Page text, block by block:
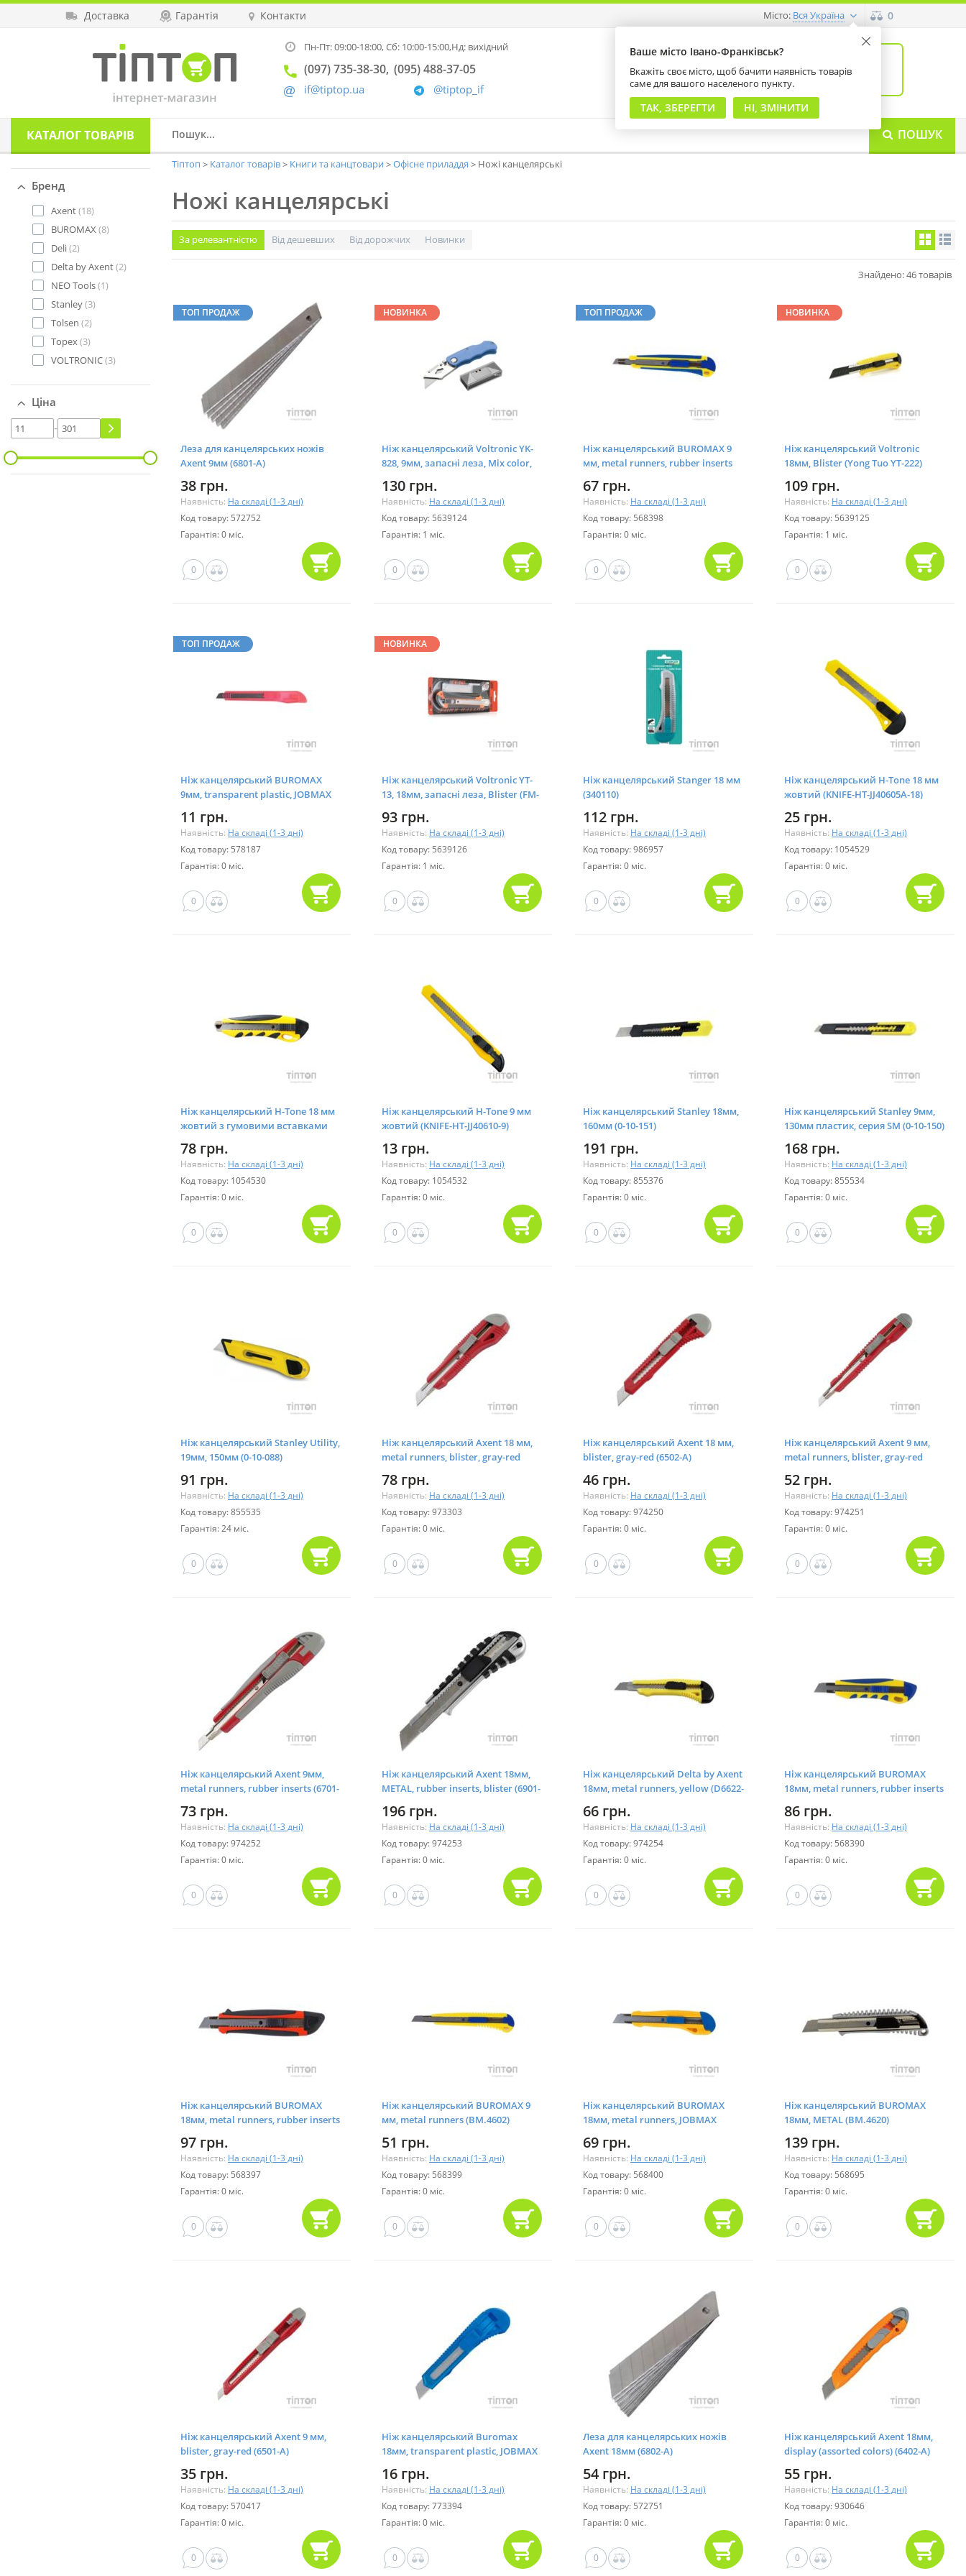
Доставка Гарантія Контакти
Ваше місто Івано-Франківськ?
Вкажіть своє місто, щоб бачити наявність товарів
саме для вашого населеного пункту.
ТАК, ЗБЕРЕГТИ НІ, ЗМІНИТИ
Місто: Вся Україна 0
Пн-Пт: 09:00-18:00,Сб: 10:00-15:00,Нд: вихідний
(097) 735-38-30 (095) 488-37-05
@tiptop_if
if@tiptop.ua
0
на суму 0 грн
КАТАЛОГТОВАРІВ ПОШУК
Бренд
Axent(18)
BUROMAX(8)
Deli(2)
Delta by Axent(2)
NEO Tools(1)
Stanley(3)
Tolsen (2)
Topex(3)
VOLTRONIC(3)
Ціна
-
Тіптоп Каталог товарів Книги та канцтовари Офісне приладдя Ножі канцелярські
Ножі канцелярські
За релевантністю Від дешевших Від дорожчих Новинки
Знайдено: 46 товарів
ТОП ПРОДАЖ
Леза для канцелярських ножів
Axent 9мм (6801-А)
38 грн.
Наявність: На складі (1-3 дні)
Код товару: 572752
Гарантія: 0 міс.
0
НОВИНКА
Ніж канцелярський Voltronic YK-
828, 9мм, запасні леза, Mix color,
130 грн.
Наявність: На складі (1-3 дні)
Код товару: 5639124
Гарантія: 1 міс.
0
ТОП ПРОДАЖ
Ніж канцелярський BUROMAX 9
мм, metal runners, rubber inserts
67 грн.
Наявність: На складі (1-3 дні)
Код товару: 568398
Гарантія: 0 міс.
0
НОВИНКА
Ніж канцелярський Voltronic
18мм, Blister (Yong Tuo YT-222)
109 грн.
Наявність: На складі (1-3 дні)
Код товару: 5639125
Гарантія: 1 міс.
0
ТОП ПРОДАЖ
Ніж канцелярський BUROMAX
9мм, transparent plastic, JOBMAX
11 грн.
Наявність: На складі (1-3 дні)
Код товару: 578187
Гарантія: 0 міс.
0
НОВИНКА
Ніж канцелярський Voltronic YT-
13, 18мм, запасні леза, Blister (FM-
93 грн.
Наявність: На складі (1-3 дні)
Код товару: 5639126
Гарантія: 1 міс.
0
Ніж канцелярський Stanger 18 мм
(340110)
112 грн.
Наявність: На складі (1-3 дні)
Код товару: 986957
Гарантія: 0 міс.
0
Ніж канцелярський H-Tone 18 мм
жовтий (KNIFE-HT-JJ40605A-18)
25 грн.
Наявність: На складі (1-3 дні)
Код товару: 1054529
Гарантія: 0 міс.
0
Ніж канцелярський H-Tone 18 мм
жовтий з гумовими вставками
78 грн.
Наявність: На складі (1-3 дні)
Код товару: 1054530
Гарантія: 0 міс.
0
Ніж канцелярський H-Tone 9 мм
жовтий (KNIFE-HT-JJ40610-9)
13 грн.
Наявність: На складі (1-3 дні)
Код товару: 1054532
Гарантія: 0 міс.
0
Ніж канцелярський Stanley 18мм,
160мм (0-10-151)
191 грн.
Наявність: На складі (1-3 дні)
Код товару: 855376
Гарантія: 0 міс.
0
Ніж канцелярський Stanley 9мм,
130мм пластик, серия SM (0-10-150)
168 грн.
Наявність: На складі (1-3 дні)
Код товару: 855534
Гарантія: 0 міс.
0
Ніж канцелярський Stanley Utility,
19мм, 150мм (0-10-088)
91 грн.
Наявність: На складі (1-3 дні)
Код товару: 855535
Гарантія: 24 міс.
0
Ніж канцелярський Axent 18 мм,
metal runners, blister, gray-red
78 грн.
Наявність: На складі (1-3 дні)
Код товару: 973303
Гарантія: 0 міс.
0
Ніж канцелярський Axent 18 мм,
blister, gray-red (6502-А)
46 грн.
Наявність: На складі (1-3 дні)
Код товару: 974250
Гарантія: 0 міс.
0
Ніж канцелярський Axent 9 мм,
metal runners, blister, gray-red
52 грн.
Наявність: На складі (1-3 дні)
Код товару: 974251
Гарантія: 0 міс.
0
Ніж канцелярський Axent 9мм,
metal runners, rubber inserts (6701-
73 грн.
Наявність: На складі (1-3 дні)
Код товару: 974252
Гарантія: 0 міс.
0
Ніж канцелярський Axent 18мм,
METAL, rubber inserts, blister (6901-
196 грн.
Наявність: На складі (1-3 дні)
Код товару: 974253
Гарантія: 0 міс.
0
Ніж канцелярський Delta by Axent
18мм, metal runners, yellow (D6622-
66 грн.
Наявність: На складі (1-3 дні)
Код товару: 974254
Гарантія: 0 міс.
0
Ніж канцелярський BUROMAX
18мм, metal runners, rubber inserts
86 грн.
Наявність: На складі (1-3 дні)
Код товару: 568390
Гарантія: 0 міс.
0
Ніж канцелярський BUROMAX
18мм, metal runners, rubber inserts
97 грн.
Наявність: На складі (1-3 дні)
Код товару: 568397
Гарантія: 0 міс.
0
Ніж канцелярський BUROMAX 9
мм, metal runners (BM.4602)
51 грн.
Наявність: На складі (1-3 дні)
Код товару: 568399
Гарантія: 0 міс.
0
Ніж канцелярський BUROMAX
18мм, metal runners, JOBMAX
69 грн.
Наявність: На складі (1-3 дні)
Код товару: 568400
Гарантія: 0 міс.
0
Ніж канцелярський BUROMAX
18мм, METAL (BM.4620)
139 грн.
Наявність: На складі (1-3 дні)
Код товару: 568695
Гарантія: 0 міс.
0
Ніж канцелярський Axent 9 мм,
blister, gray-red (6501-А)
35 грн.
Наявність: На складі (1-3 дні)
Код товару: 570417
Гарантія: 0 міс.
0
Ніж канцелярський Buromax
18мм, transparent plastic, JOBMAX
16 грн.
Наявність: На складі (1-3 дні)
Код товару: 773394
Гарантія: 0 міс.
0
Леза для канцелярських ножів
Axent 18мм (6802-А)
54 грн.
Наявність: На складі (1-3 дні)
Код товару: 572751
Гарантія: 0 міс.
0
Ніж канцелярський Axent 18мм,
display (assorted colors) (6402-А)
55 грн.
Наявність: На складі (1-3 дні)
Код товару: 930646
Гарантія: 0 міс.
0